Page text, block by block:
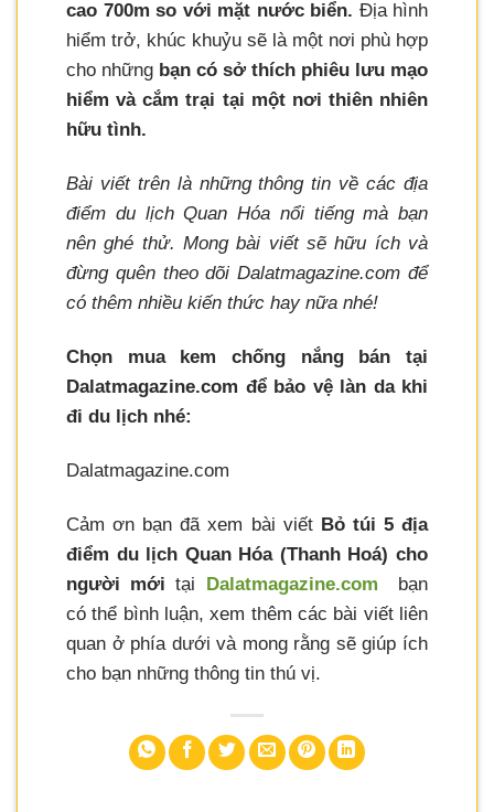
cao 700m so với mặt nước biển. Địa hình
hiểm trở, khúc khuỷu sẽ là một nơi phù hợp
cho những bạn có sở thích phiêu lưu mạo
hiểm và cắm trại tại một nơi thiên nhiên
hữu tình.
Bài viết trên là những thông tin về các địa
điểm du lịch Quan Hóa nổi tiếng mà bạn
nên ghé thử. Mong bài viết sẽ hữu ích và
đừng quên theo dõi Dalatmagazine.com để
có thêm nhiều kiến thức hay nữa nhé!
Chọn mua kem chống nắng bán tại
Dalatmagazine.com để bảo vệ làn da khi
đi du lịch nhé:
Dalatmagazine.com
Cảm ơn bạn đã xem bài viết Bỏ túi 5 địa
điểm du lịch Quan Hóa (Thanh Hoá) cho
người mới tại Dalatmagazine.com
bạn
có thể bình luận, xem thêm các bài viết liên
quan ở phía dưới và mong rằng sẽ giúp ích
cho bạn những thông tin thú vị.